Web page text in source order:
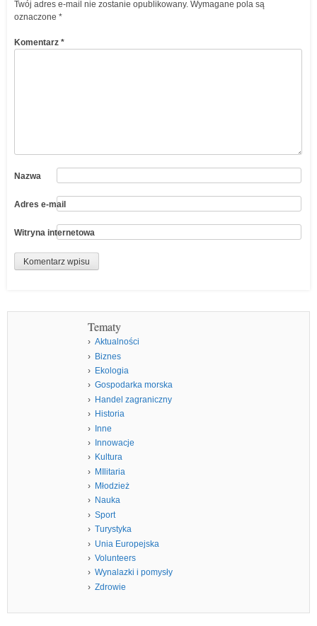
Twój adres e-mail nie zostanie opublikowany. Wymagane pola są
oznaczone *
Komentarz *
Nazwa
Adres e-mail
Witryna internetowa
Tematy
Aktualności
Biznes
Ekologia
Gospodarka morska
Handel zagraniczny
Historia
Inne
Innowacje
Kultura
MIlitaria
Młodzież
Nauka
Sport
Turystyka
Unia Europejska
Volunteers
Wynalazki i pomysły
Zdrowie